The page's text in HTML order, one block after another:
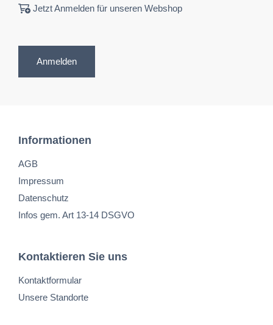
Jetzt Anmelden für unseren Webshop
Anmelden
Informationen
AGB
Impressum
Datenschutz
Infos gem. Art 13-14 DSGVO
Kontaktieren Sie uns
Kontaktformular
Unsere Standorte